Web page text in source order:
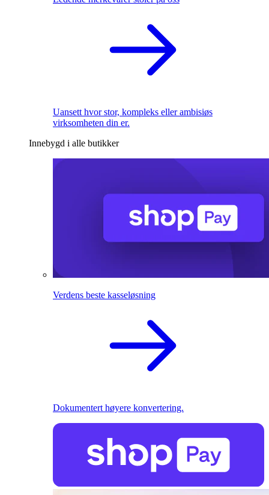
Uansett hvor stor, kompleks eller ambisiøs
virksomheten din er.
Innebygd i alle butikker
Verdens beste kasseløsning
Dokumentert høyere konvertering.